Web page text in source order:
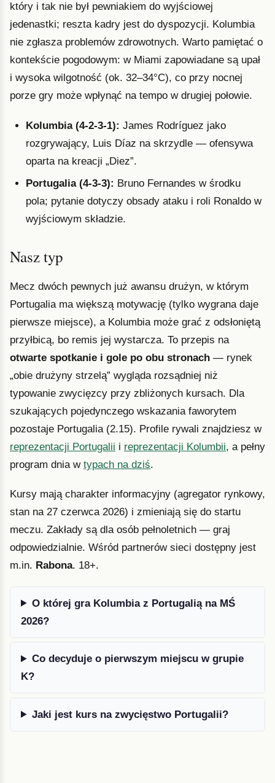
który i tak nie był pewniakiem do wyjściowej
jedenastki; reszta kadry jest do dyspozycji. Kolumbia
nie zgłasza problemów zdrowotnych. Warto pamiętać o
kontekście pogodowym: w Miami zapowiadane są upał
i wysoka wilgotność (ok. 32–34°C), co przy nocnej
porze gry może wpłynąć na tempo w drugiej połowie.
Kolumbia (4-2-3-1): James Rodríguez jako
rozgrywający, Luis Díaz na skrzydle — ofensywa
oparta na kreacji „Diez”.
Portugalia (4-3-3): Bruno Fernandes w środku
pola; pytanie dotyczy obsady ataku i roli Ronaldo w
wyjściowym składzie.
Nasz typ
Mecz dwóch pewnych już awansu drużyn, w którym
Portugalia ma większą motywację (tylko wygrana daje
pierwsze miejsce), a Kolumbia może grać z odsłoniętą
przyłbicą, bo remis jej wystarcza. To przepis na
otwarte spotkanie i gole po obu stronach — rynek
„obie drużyny strzelą” wygląda rozsądniej niż
typowanie zwycięzcy przy zbliżonych kursach. Dla
szukających pojedynczego wskazania faworytem
pozostaje Portugalia (2.15). Profile rywali znajdziesz w
reprezentacji Portugalii i reprezentacji Kolumbii, a pełny
program dnia w typach na dziś.
Kursy mają charakter informacyjny (agregator rynkowy,
stan na 27 czerwca 2026) i zmieniają się do startu
meczu. Zakłady są dla osób pełnoletnich — graj
odpowiedzialnie. Wśród partnerów sieci dostępny jest
m.in. Rabona. 18+.
O której gra Kolumbia z Portugalią na MŚ
2026?
Co decyduje o pierwszym miejscu w grupie
K?
Jaki jest kurs na zwycięstwo Portugalii?